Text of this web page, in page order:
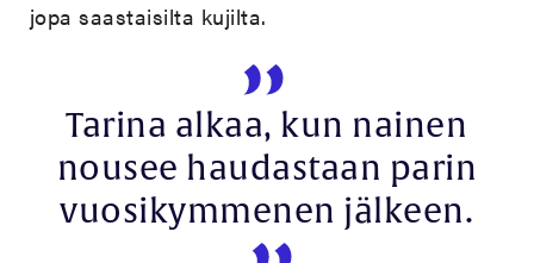
jopa saastaisilta kujilta.
Tarina alkaa, kun nainen
nousee haudastaan parin
vuosikymmenen jälkeen.